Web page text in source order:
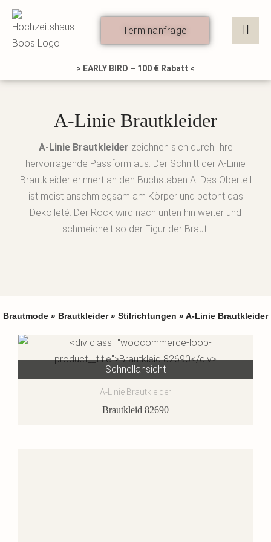
Zum
Inhalt
springen
Terminanfrage
> EARLY BIRD – 100 € Rabatt <
A-Linie Brautkleider
A-Linie Brautkleider zeichnen sich durch Ihre
hervorragende Passform aus. Der Schnitt der A-Linie
Brautkleider erinnert an den Buchstaben A. Das Oberteil
ist meist anschmiegsam am Körper und betont das
Dekolleté. Der Rock wird nach unten hin weiter und
schmeichelt so der Figur der Braut.
Brautmode » Brautkleider» Stilrichtungen » A-Linie Brautkleider
Schnellansicht
A-Linie Brautkleider
Brautkleid 82690